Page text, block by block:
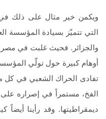
ويكمن خير مثال على ذلك في
التي تتميّز بسيادة المؤسسة
أوهام كبيرة حول تولّي
تفادى الحراك الشعبي في كل
الفخ، مستمراً في إصراره
ديمقراطيتها. وقد رأينا